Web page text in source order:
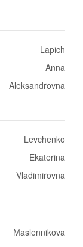
Lapich
Anna
Aleksandrovna
Levchenko
Ekaterina
Vladimirovna
Maslennikova